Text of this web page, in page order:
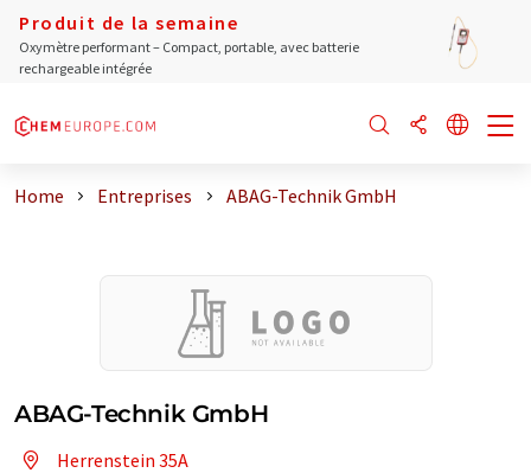
Produit de la semaine
Oxymètre performant – Compact, portable, avec batterie
rechargeable intégrée
Home Entreprises ABAG-Technik GmbH
ABAG-Technik GmbH
Herrenstein 35A